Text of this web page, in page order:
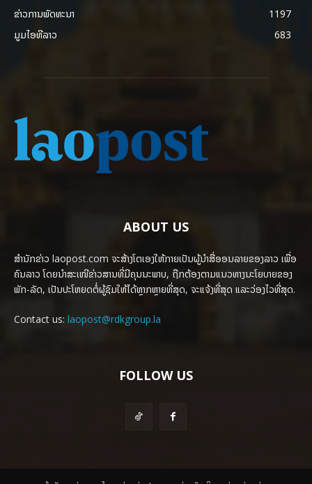
ຂ່າວການພັດທະນາ
1197
ມູມໄອທີລາວ
683
ABOUT US
ສຳນັກຂ່າວ laopost.com ຈະສ້າງໂຕເອງໃຫ້ກາຍເປັນຜູ້ນຳສື່ອອນລາຍຂອງລາວ ເພື່ອ
ຄົນລາວ ໂດຍນຳສະເໜີຂ່າວສານທີ່ມີຄຸນນະພາບ, ຖືກຕ້ອງຕາມແນວທາງນະໂຍບາຍຂອງ
ພັກ-ລັດ, ເປັນປະໂຫຍດຕໍ່ຜູ້ຊົມໃຫ້ໄດ້ຫຼາກຫຼາຍທີ່ສຸດ, ຈະແຈ້ງທີ່ສຸດ ແລະວ່ອງໄວທີ່ສຸດ.
Contact us: laopost@rdkgroup.la
FOLLOW US